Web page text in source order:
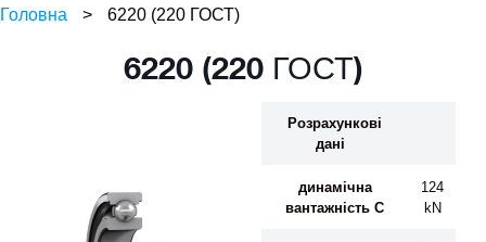
Головна > 6220 (220 ГОСТ)
6220 (220 ГОСТ)
Розрахункові
дані
динамічна
вантажність C
124
kN